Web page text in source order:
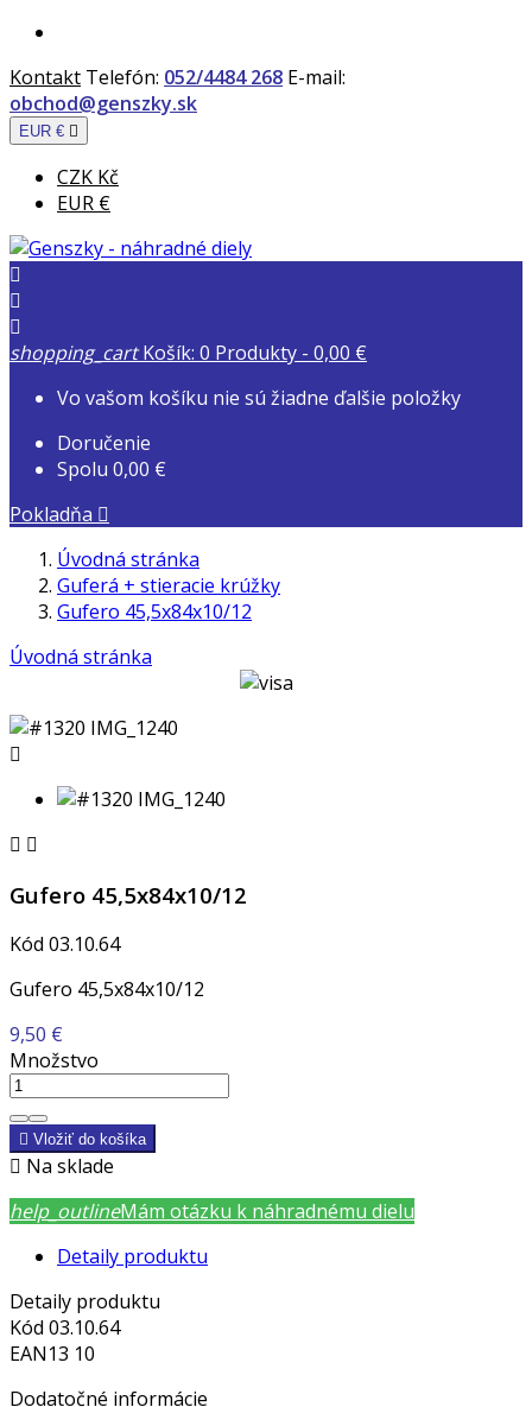
Kontakt Telefón: 052/4484 268 E-mail:
obchod@genszky.sk
EUR € 
CZK Kč
EUR €



shopping_cart Košík: 0 Produkty - 0,00 €
Vo vašom košíku nie sú žiadne ďalšie položky
Doručenie
Spolu 0,00 €
Pokladňa 
Úvodná stránka
Guferá + stieracie krúžky
Gufero 45,5x84x10/12
Úvodná stránka

 
Gufero 45,5x84x10/12
Kód 03.10.64
Gufero 45,5x84x10/12
9,50 €
Množstvo
 Vložiť do košíka
 Na sklade
help_outlineMám otázku k náhradnému dielu
Detaily produktu
Detaily produktu
Kód 03.10.64
EAN13 10
Dodatočné informácie